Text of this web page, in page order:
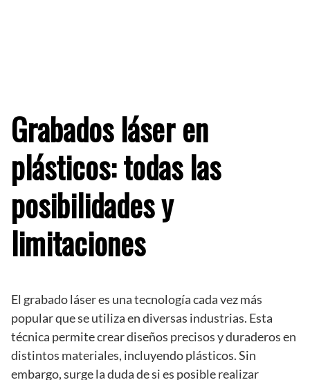
Grabados láser en
plásticos: todas las
posibilidades y
limitaciones
El grabado láser es una tecnología cada vez más
popular que se utiliza en diversas industrias. Esta
técnica permite crear diseños precisos y duraderos en
distintos materiales, incluyendo plásticos. Sin
embargo, surge la duda de si es posible realizar